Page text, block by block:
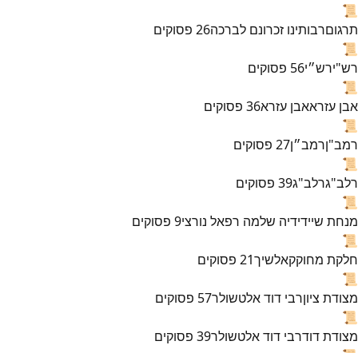
📜
תרגוםרבותינו זכרונם לברכה26 פסוקים
📜
רש"ירש״י56 פסוקים
📜
אבן עזראאבן עזרא36 פסוקים
📜
רמב"ןרמב״ן27 פסוקים
📜
רלב"גרלב"ג39 פסוקים
📜
מנחת שיידידיה שלמה רפאל נורצי9 פסוקים
📜
חלקת מחוקקאלשיך21 פסוקים
📜
מצודת ציוןרבי דוד אלטשולר57 פסוקים
📜
מצודת דודרבי דוד אלטשולר39 פסוקים